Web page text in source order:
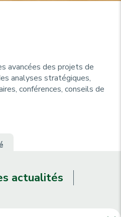
avancées des projets de
analyses stratégiques,
conférences, conseils de
actualités